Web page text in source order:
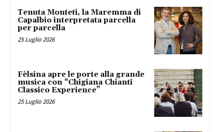
Tenuta Monteti, la Maremma di
Capalbio interpretata parcella
per parcella
25 Luglio 2026
Fèlsina apre le porte alla grande
musica con “Chigiana Chianti
Classico Experience”
25 Luglio 2026